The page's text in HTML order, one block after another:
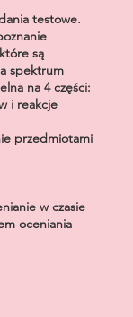
testowe.
są
spektrum
na 4 części:
i reakcje
przedmiotami
w czasie
oceniania